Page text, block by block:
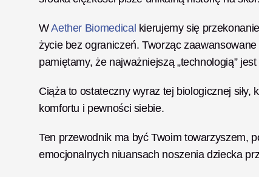
W Aether Biomedical kierujemy się
życie bez ograniczeń. Tworząc
pamiętamy, że najważniejszą „technologią”
Ciąża to ostateczny wyraz tej biologicznej
komfortu i pewności siebie.
Ten przewodnik ma być Twoim towarzyszem,
emocjonalnych niuansach noszenia dziecka